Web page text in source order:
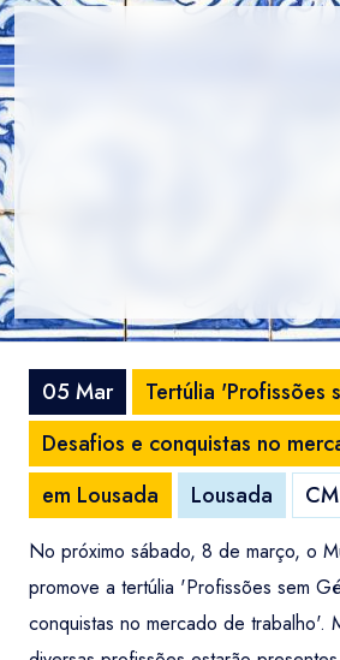
05 Mar
Tertúlia 'Profissões
Desafios e conquistas no
em Lousada
Lousada
No próximo sábado, 8 de março, o
promove a tertúlia 'Profissões sem
conquistas no mercado de trabalho'.